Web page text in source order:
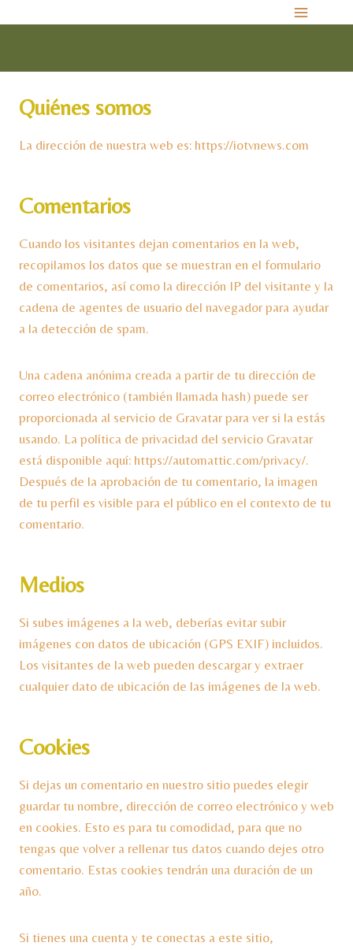
Quiénes somos
La dirección de nuestra web es: https://iotvnews.com
Comentarios
Cuando los visitantes dejan comentarios en la web,
recopilamos los datos que se muestran en el formulario
de comentarios, así como la dirección IP del visitante y la
cadena de agentes de usuario del navegador para ayudar
a la detección de spam.
Una cadena anónima creada a partir de tu dirección de
correo electrónico (también llamada hash) puede ser
proporcionada al servicio de Gravatar para ver si la estás
usando. La política de privacidad del servicio Gravatar
está disponible aquí: https://automattic.com/privacy/.
Después de la aprobación de tu comentario, la imagen
de tu perfil es visible para el público en el contexto de tu
comentario.
Medios
Si subes imágenes a la web, deberías evitar subir
imágenes con datos de ubicación (GPS EXIF) incluidos.
Los visitantes de la web pueden descargar y extraer
cualquier dato de ubicación de las imágenes de la web.
Cookies
Si dejas un comentario en nuestro sitio puedes elegir
guardar tu nombre, dirección de correo electrónico y web
en cookies. Esto es para tu comodidad, para que no
tengas que volver a rellenar tus datos cuando dejes otro
comentario. Estas cookies tendrán una duración de un
año.
Si tienes una cuenta y te conectas a este sitio,